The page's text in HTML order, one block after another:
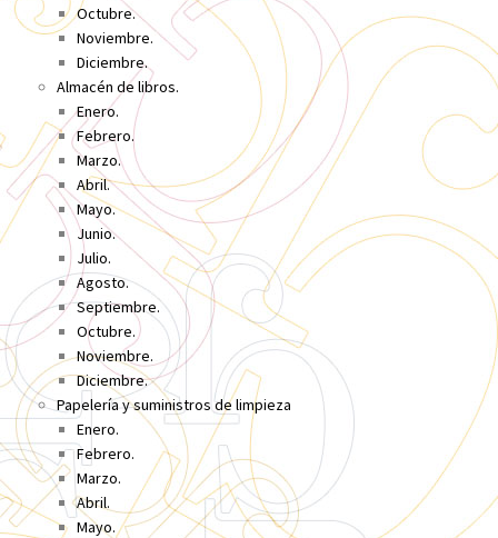
Octubre.
Noviembre.
Diciembre.
Almacén de libros.
Enero.
Febrero.
Marzo.
Abril.
Mayo.
Junio.
Julio.
Agosto.
Septiembre.
Octubre.
Noviembre.
Diciembre.
Papelería y suministros de limpieza
Enero.
Febrero.
Marzo.
Abril.
Mayo.